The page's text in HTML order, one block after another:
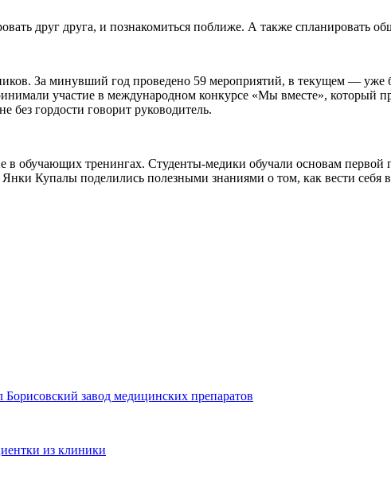
друг друга, и познакомиться поближе. А также спланировать
За минувший год проведено 59 мероприятий, в текущем — уже
участие в международном конкурсе «Мы вместе», который
без гордости говорит руководитель.
в обучающих тренингах. Студенты-медики обучали основам
Янки Купалы поделились полезными знаниями о том, как вести
завод медицинских препаратов
из клиники